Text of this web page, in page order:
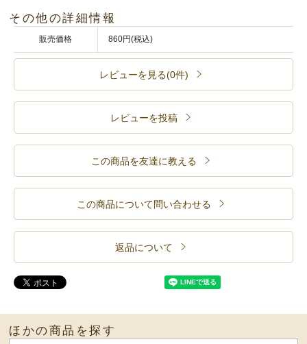
その他の詳細情報
販売価格 860円(税込)
レビューを見る(0件)
レビューを投稿
この商品を友達に教える
この商品について問い合わせる
返品について
ほかの商品を探す